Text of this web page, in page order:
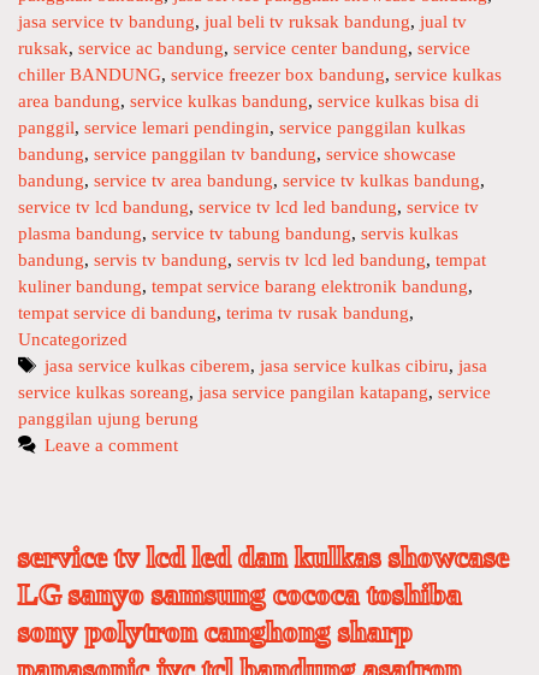
e
m
a
k
e
r
d
i
s
p
e
n
u
c
i
C
E
T
V
L
C
D
L
E
D
K
U
K
A
W
C
A
S
E
e
g
o
r
i
e
s
jasa service tv bandung, jual beli tv ruksak bandung, jual tv
ruksak, service ac bandung, service center bandung, service
chiller BANDUNG, service freezer box bandung, service kulkas
area bandung, service kulkas bandung, service kulkas bisa di
panggil, service lemari pendingin, service panggilan kulkas
bandung, service panggilan tv bandung, service showcase
bandung, service tv area bandung, service tv kulkas bandung,
service tv lcd bandung, service tv lcd led bandung, service tv
plasma bandung, service tv tabung bandung, servis kulkas
bandung, servis tv bandung, servis tv lcd led bandung, tempat
kuliner bandung, tempat service barang elektronik bandung,
tempat service di bandung, terima tv rusak bandung,
Uncategorized
T
a
g
s
jasa service kulkas ciberem,jasa service kulkas cibiru,jasa
service kulkas soreang, jasa service pangilan katapang, service
panggilan ujung berung
Leave a comment
service tv lcd led dan kulkas showcase
LG sanyo samsung cococa toshiba
sony polytron canghong sharp